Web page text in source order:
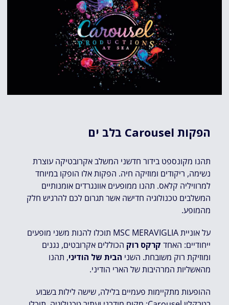
בלב ים Carousel הפקות
תהנו מקונספט בידור חדשני המשלב אקרובטיקה עוצרת
נשימה, ריקודים ומוזיקה חיה. הפקות אלו הופקו במיוחד
למרוויליה קלאס. תהנו ממופעים אוונגרדים אומנותיים
המשלבים טכנולוגיה חדישה אשר תגרום לכם להרגיש חלק
מהמופע.
על אוניית MSC MERAVIGLIA תוכלו להנות משני מופעים
ייחודיים: האחד קרקס רוק הכוללים אקרובטים, נגנים
ומוזיקת רוק משובחת. השני הבית של הודיני, תהנו
מהאשליות המרהיבות של הארי הודיני.
ההופעות מתקיימות פעמיים בלילה, שישה לילות בשבוע